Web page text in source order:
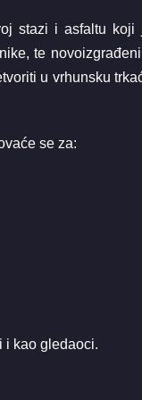
stazi i asfaltu koji
te
u vrhunsku
se za:
i kao gledaoci.